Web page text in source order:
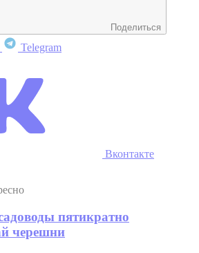
Поделиться
Telegram
Вконтакте
пятикратно
черешни